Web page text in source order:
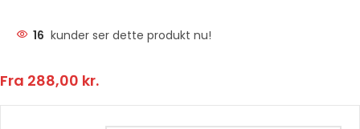
16 kunder ser dette produkt nu!
Fra 288,00 kr.